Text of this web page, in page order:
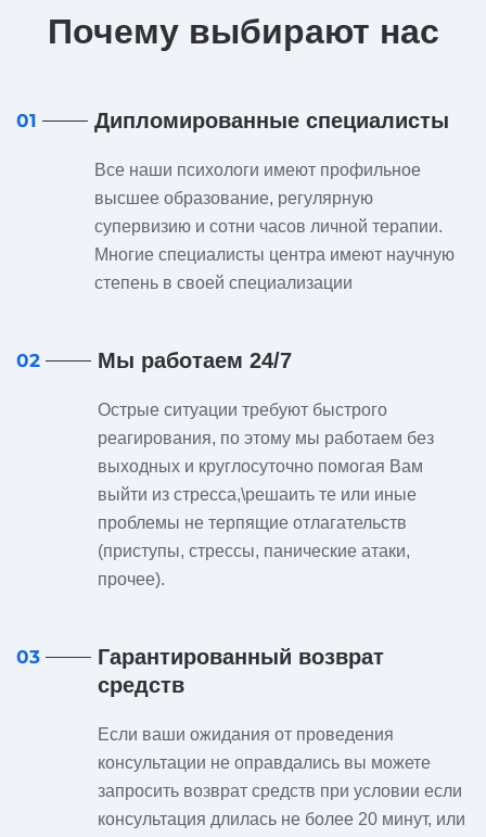
Почему выбирают нас
01 Дипломированные специалисты
Все наши психологи имеют профильное
высшее образование, регулярную
супервизию и сотни часов личной терапии.
Многие специалисты центра имеют научную
степень в своей специализации
02 Мы работаем 24/7
Острые ситуации требуют быстрого
реагирования, по этому мы работаем без
выходных и круглосуточно помогая Вам
выйти из стресса,\решаить те или иные
проблемы не терпящие отлагательств
(приступы, стрессы, панические атаки,
прочее).
03
Гарантированный возврат
средств
Если ваши ожидания от проведения
консультации не оправдались вы можете
запросить возврат средств при условии если
консультация длилась не более 20 минут, или